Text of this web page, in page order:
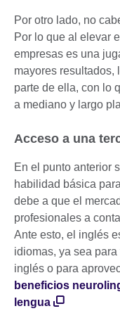
Por otro lado, no
Por lo que al elevar
empresas es una
mayores resultados,
parte de ella, con lo
a mediano y largo
Acceso a una
En el punto anterior
habilidad básica
debe a que el
profesionales a
Ante esto, el inglés
idiomas, ya sea
inglés o para
beneficios
lengua